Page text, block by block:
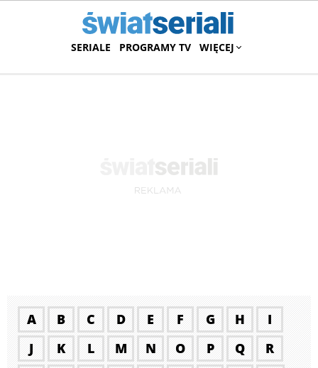
SERIALE PROGRAMY TV WIĘCEJ
A B C D E F G H
I
J
K L M N O P Q
R